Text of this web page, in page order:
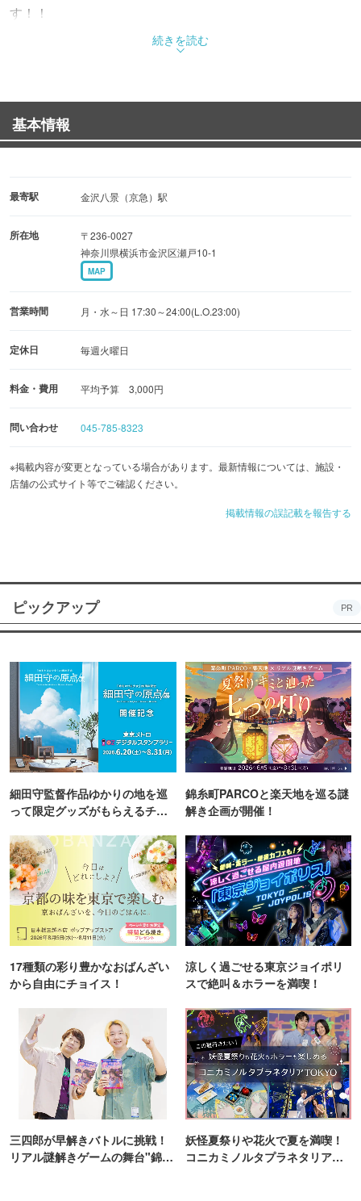
す！！
続きを読む
基本情報
最寄駅 金沢八景（京急）駅
所在地
〒236-0027
神奈川県横浜市金沢区瀬戸10-1
MAP
営業時間 月・水～日 17:30～24:00(L.O.23:00)
定休日 毎週火曜日
料金・費用 平均予算 3,000円
問い合わせ 045-785-8323
※掲載内容が変更となっている場合があります。最新情報については、施設・
店舗の公式サイト等でご確認ください。
掲載情報の誤記載を報告する
ピックアップ PR
細田守監督作品ゆかりの地を巡
って限定グッズがもらえるチャ
錦糸町PARCOと楽天地を巡る謎
解き企画が開催！
17種類の彩り豊かなおばんざい
から自由にチョイス！
涼しく過ごせる東京ジョイポリ
スで絶叫＆ホラーを満喫！
三四郎が早解きバトルに挑戦！
リアル謎解きゲームの舞台"錦糸
妖怪夏祭りや花火で夏を満喫！
コニカミノルタプラネタリア